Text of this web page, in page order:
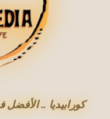
كورابيديا ..